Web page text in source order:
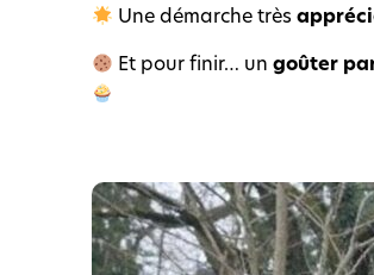
Une démarche très
Et pour finir… ungoûter